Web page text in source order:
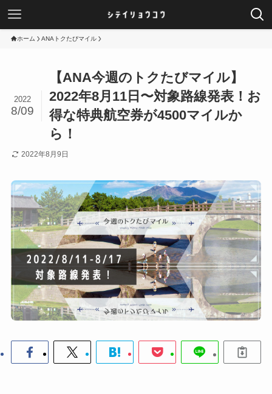
ホーム ANAトクたびマイル
【ANA今週のトクたびマイル】
2022年8月11日〜対象路線発表！お
得な特典航空券が4500マイルか
ら！
2022
8/09
2022年8月9日